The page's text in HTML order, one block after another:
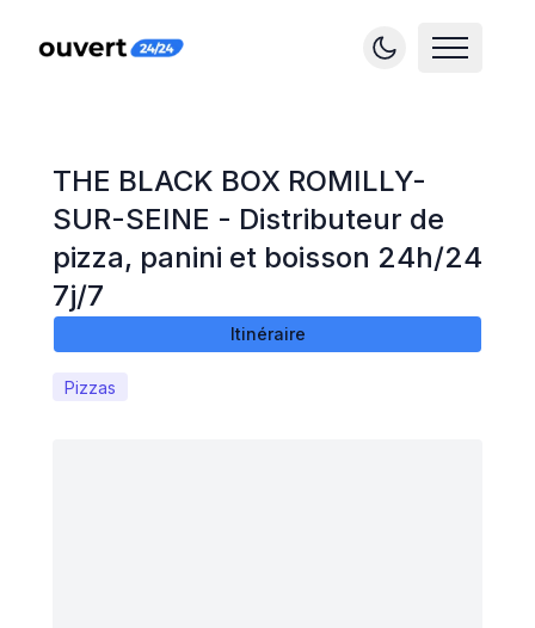
THE BLACK BOX ROMILLY-
SUR-SEINE - Distributeur de
pizza, panini et boisson 24h/24
7j/7
Itinéraire
Pizzas